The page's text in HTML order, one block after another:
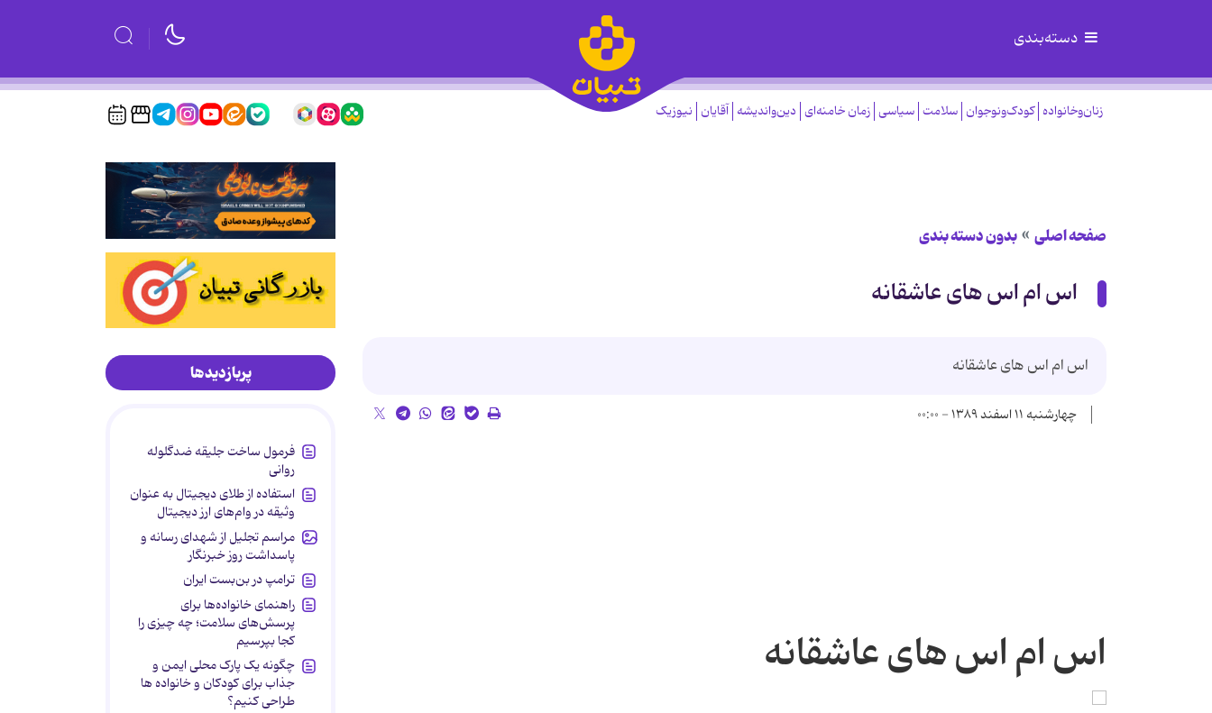
دسته‌بندی
زنان‌وخانواده کودک‌ونوجوان سلامت سیاسی زمان خامنه‌ای دین‌واندیشه آقایان نیوزیک
صفحه اصلی بدون دسته بندی
اس ام اس های عاشقانه
اس ام اس های عاشقانه
چهارشنبه ۱۱ اسفند ۱۳۸۹ - ۰۰:۰۰
اس ام اس های عاشقانه
پربازدیدها
فرمول ساخت جلیقه ضدگلوله
روانی
استفاده از طلای دیجیتال به عنوان
وثیقه در وام‌های ارز دیجیتال
مراسم تجلیل از شهدای رسانه و
پاسداشت روز خبرنگار
ترامپ در بن‌بست ایران
راهنمای خانواده‌ها برای
پرسش‌های سلامت؛ چه چیزی را
کجا بپرسیم
چگونه یک پارک محلی ایمن و
جذاب برای کودکان و خانواده ها
طراحی کنیم؟